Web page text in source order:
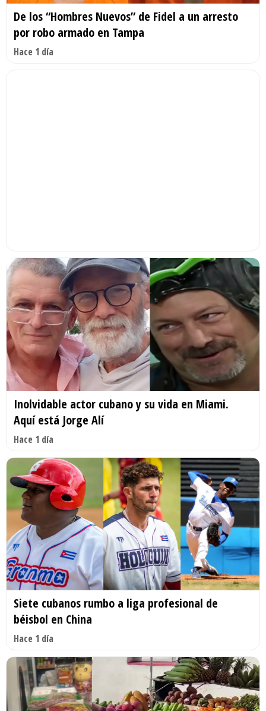
De los “Hombres Nuevos” de Fidel a un arresto
por robo armado en Tampa
Hace 1 día
Inolvidable actor cubano y su vida en Miami.
Aquí está Jorge Alí
Hace 1 día
Siete cubanos rumbo a liga profesional de
béisbol en China
Hace 1 día